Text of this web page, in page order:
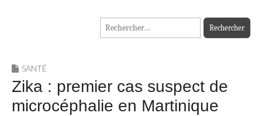
MADININ'ART
Rechercher :
SANTÉ
Zika : premier cas suspect de
microcéphalie en Martinique